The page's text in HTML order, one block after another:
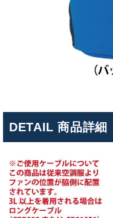
DETAIL 商品詳細